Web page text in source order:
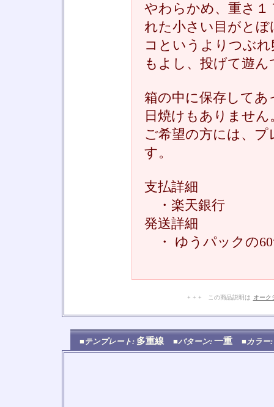
やわらかめ、重さ１
れた小さい目がと
コというよりつぶ
もよし、投げて遊ん
箱の中に保存してあ
日焼けもありません
ご希望の方には、
す。
支払詳細
・楽天銀行
発送詳細
・ ゆうパックの
+ + + この商品説明は オーク
■テンプレート: 多重線 ■パターン: 一重 ■カラー: